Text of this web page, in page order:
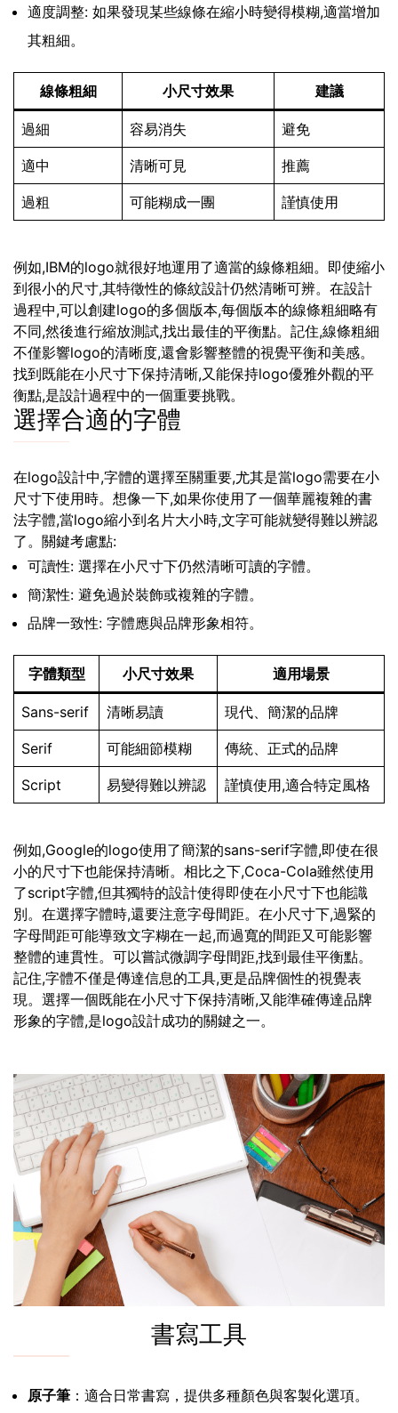
適度調整: 如果發現某些線條在縮小時變得模糊,適當增加
其粗細。
線條粗細 小尺寸效果 建議
過細 容易消失 避免
適中 清晰可見 推薦
過粗 可能糊成一團 謹慎使用
例如,IBM的logo就很好地運用了適當的線條粗細。即使縮小
到很小的尺寸,其特徵性的條紋設計仍然清晰可辨。在設計
過程中,可以創建logo的多個版本,每個版本的線條粗細略有
不同,然後進行縮放測試,找出最佳的平衡點。記住,線條粗細
不僅影響logo的清晰度,還會影響整體的視覺平衡和美感。
找到既能在小尺寸下保持清晰,又能保持logo優雅外觀的平
衡點,是設計過程中的一個重要挑戰。
選擇合適的字體
在logo設計中,字體的選擇至關重要,尤其是當logo需要在小
尺寸下使用時。想像一下,如果你使用了一個華麗複雜的書
法字體,當logo縮小到名片大小時,文字可能就變得難以辨認
了。關鍵考慮點:
可讀性: 選擇在小尺寸下仍然清晰可讀的字體。
簡潔性: 避免過於裝飾或複雜的字體。
品牌一致性: 字體應與品牌形象相符。
字體類型 小尺寸效果 適用場景
Sans-serif 清晰易讀 現代、簡潔的品牌
Serif 可能細節模糊 傳統、正式的品牌
Script 易變得難以辨認 謹慎使用,適合特定風格
例如,Google的logo使用了簡潔的sans-serif字體,即使在很
小的尺寸下也能保持清晰。相比之下,Coca-Cola雖然使用
了script字體,但其獨特的設計使得即使在小尺寸下也能識
別。在選擇字體時,還要注意字母間距。在小尺寸下,過緊的
字母間距可能導致文字糊在一起,而過寬的間距又可能影響
整體的連貫性。可以嘗試微調字母間距,找到最佳平衡點。
記住,字體不僅是傳達信息的工具,更是品牌個性的視覺表
現。選擇一個既能在小尺寸下保持清晰,又能準確傳達品牌
形象的字體,是logo設計成功的關鍵之一。
書寫工具
原子筆 ：適合日常書寫，提供多種顏色與客製化選項。